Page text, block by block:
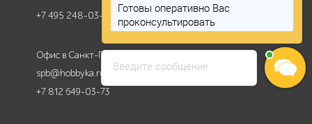
+7 495 248-03-18
Офис в Санкт-Петербурге
spb@hobbyka.ru
+7 812 649-03-73
Введите сообщение
Готовы оперативно Вас
проконсультировать